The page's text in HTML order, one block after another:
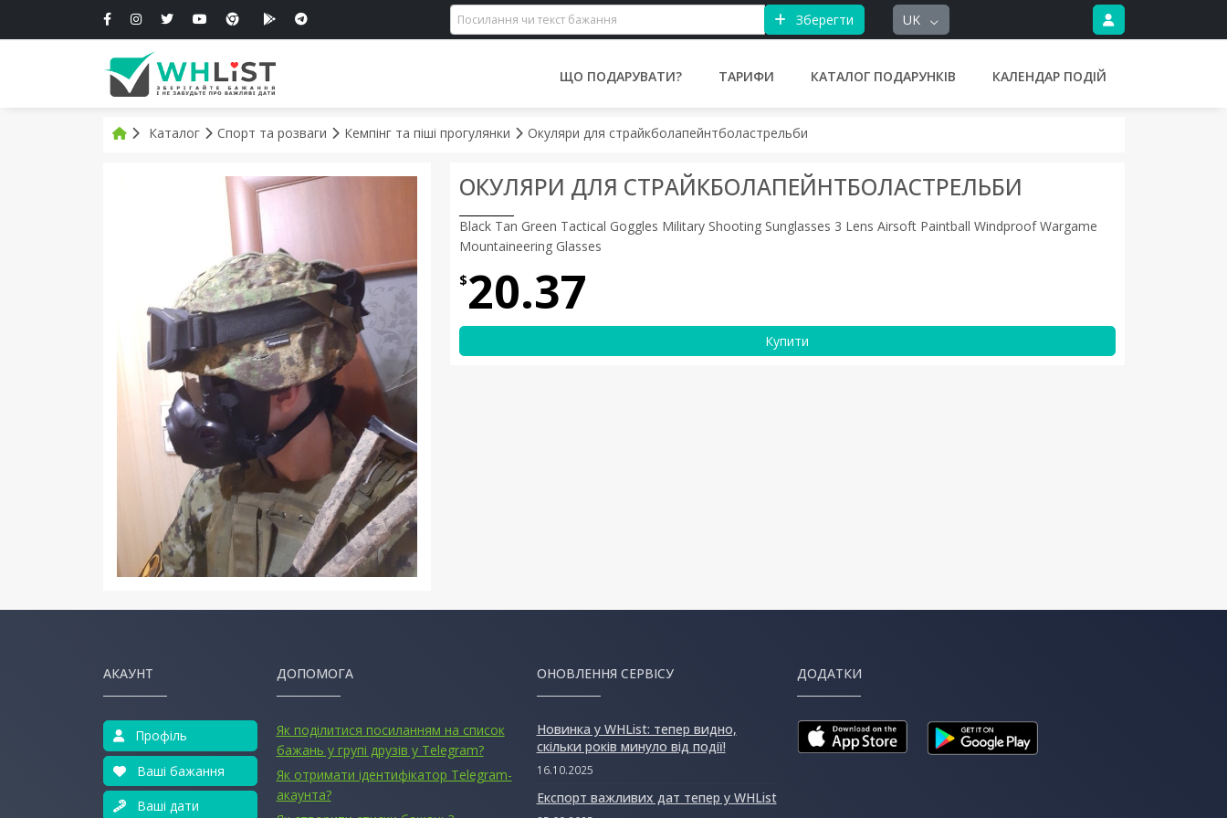
Зберегти UK
ЩО ПОДАРУВАТИ? ТАРИФИ КАТАЛОГ ПОДАРУНКІВ КАЛЕНДАР ПОДІЙ
Каталог Спорт та розваги Кемпінг та піші прогулянки Окуляри для страйкболапейнтболастрельби
ОКУЛЯРИ ДЛЯ СТРАЙКБОЛАПЕЙНТБОЛАСТРЕЛЬБИ
Black Tan Green Tactical Goggles Military Shooting Sunglasses 3 Lens Airsoft Paintball Windproof Wargame
Mountaineering Glasses
$20.37
Купити
АКАУНТ
Профіль
Ваші бажання
Ваші дати
ДОПОМОГА
Як поділитися посиланням на список
бажань у групі друзів у Telegram?
Як отримати ідентифікатор Telegram-
акаунта?
ОНОВЛЕННЯ СЕРВІСУ
Новинка у WHList: тепер видно,
скільки років минуло від події!
16.10.2025
Експорт важливих дат тепер у WHList
ДОДАТКИ